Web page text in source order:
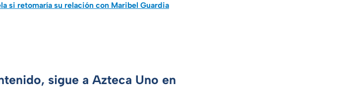
si retomaría su relación con Maribel Guardia
sigue a Azteca Uno en